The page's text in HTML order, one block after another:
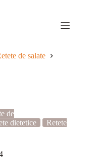
de salate
de
dietetice
Retete